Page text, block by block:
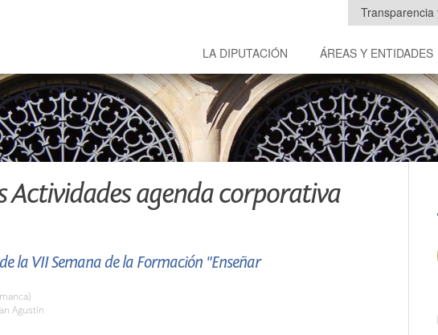
Transparencia
LA DIPUTACIÓN ÁREAS Y ENTIDADES
Actividades agenda corporativa
la VII Semana de la Formación "Enseñar
Agustín